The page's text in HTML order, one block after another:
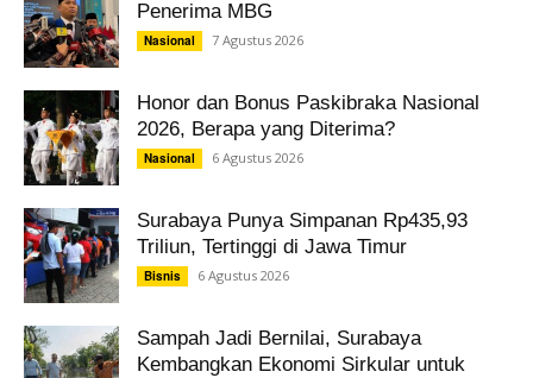
Penerima MBG
Nasional 7 Agustus 2026
Honor dan Bonus Paskibraka Nasional
2026, Berapa yang Diterima?
Nasional 6 Agustus 2026
Surabaya Punya Simpanan Rp435,93
Triliun, Tertinggi di Jawa Timur
Bisnis 6 Agustus 2026
Sampah Jadi Bernilai, Surabaya
Kembangkan Ekonomi Sirkular untuk